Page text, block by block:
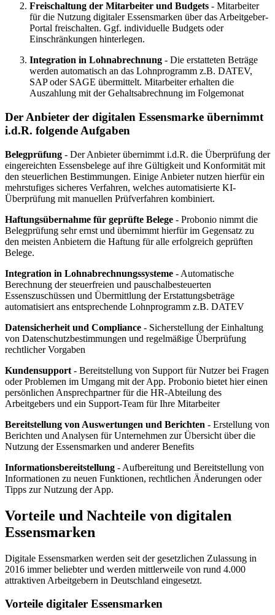
Freischaltung der Mitarbeiter und Budgets - Mitarbeiter
für die Nutzung digitaler Essensmarken über das Arbeitgeber-
Portal freischalten. Ggf. individuelle Budgets oder
Einschränkungen hinterlegen.
Integration in Lohnabrechnung - Die erstatteten Beträge
werden automatisch an das Lohnprogramm z.B. DATEV,
SAP oder SAGE übermittelt. Mitarbeiter erhalten die
Auszahlung mit der Gehaltsabrechnung im Folgemonat
Der Anbieter der digitalen Essensmarke übernimmt
i.d.R. folgende Aufgaben
Belegprüfung - Der Anbieter übernimmt i.d.R. die Überprüfung der
eingereichten Essensbelege auf ihre Gültigkeit und Konformität mit
den steuerlichen Bestimmungen. Einige Anbieter nutzen hierfür ein
mehrstufiges sicheres Verfahren, welches automatisierte KI-
Überprüfung mit manuellen Prüfverfahren kombiniert.
Haftungsübernahme für geprüfte Belege - Probonio nimmt die
Belegprüfung sehr ernst und übernimmt hierfür im Gegensatz zu
den meisten Anbietern die Haftung für alle erfolgreich geprüften
Belege.
Integration in Lohnabrechnungssysteme - Automatische
Berechnung der steuerfreien und pauschalbesteuerten
Essenszuschüssen und Übermittlung der Erstattungsbeträge
automatisiert ans entsprechende Lohnprogramm z.B. DATEV
Datensicherheit und Compliance - Sicherstellung der Einhaltung
von Datenschutzbestimmungen und regelmäßige Überprüfung
rechtlicher Vorgaben
Kundensupport - Bereitstellung von Support für Nutzer bei Fragen
oder Problemen im Umgang mit der App. Probonio bietet hier einen
persönlichen Ansprechpartner für die HR-Abteilung des
Arbeitgebers und ein Support-Team für Ihre Mitarbeiter
Bereitstellung von Auswertungen und Berichten - Erstellung von
Berichten und Analysen für Unternehmen zur Übersicht über die
Nutzung der Essensmarken und anderer Benefits
Informationsbereitstellung - Aufbereitung und Bereitstellung von
Informationen zu neuen Funktionen, rechtlichen Änderungen oder
Tipps zur Nutzung der App.
Vorteile und Nachteile von digitalen
Essensmarken
Digitale Essensmarken werden seit der gesetzlichen Zulassung in
2016 immer beliebter und werden mittlerweile von rund 4.000
attraktiven Arbeitgebern in Deutschland eingesetzt.
Vorteile digitaler Essensmarken